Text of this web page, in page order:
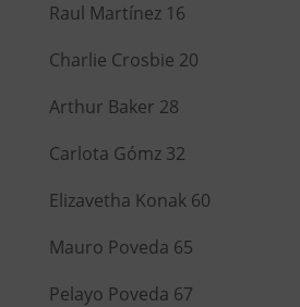
Raul Martínez 16
Charlie Crosbie 20
Arthur Baker 28
Carlota Gómz 32
Elizavetha Konak 60
Mauro Poveda 65
Pelayo Poveda 67